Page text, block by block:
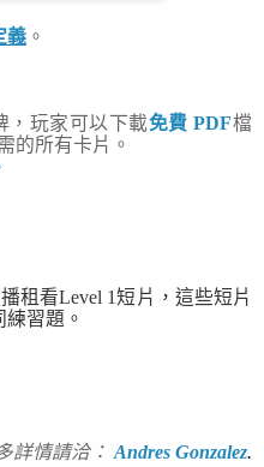
義 。
，玩家可以下載免費 PDF檔
的所有卡片。
租看Level 1短片，這些短片
習題。
詳情請洽： Andres Gonzalez.